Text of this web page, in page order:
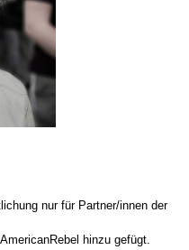
nur für Partner/innen der
hinzu gefügt.